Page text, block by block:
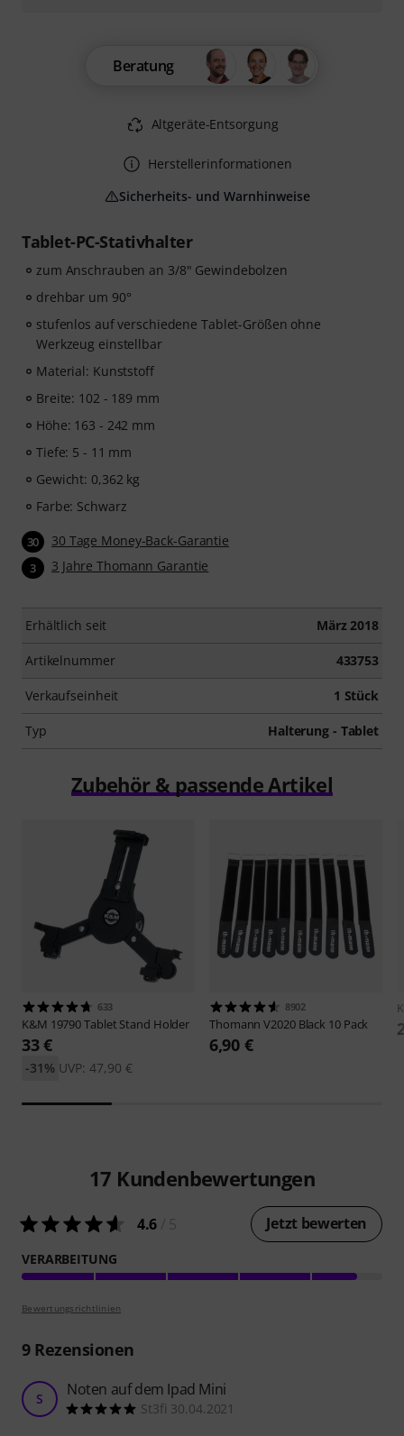
Tablet-PC-Stativhalter
zum Anschrauben an 3/8" Gewindebolzen
drehbar um 90°
stufenlos auf verschiedene Tablet-Größen ohne
Werkzeug einstellbar
Material: Kunststoff
Breite: 102 - 189 mm
Höhe: 163 - 242 mm
Tiefe: 5 - 11 mm
Gewicht: 0,362 kg
Farbe: Schwarz
30 30 Tage Money-Back-Garantie
3 3 Jahre Thomann Garantie
Erhältlich seit März 2018
Artikelnummer 433753
Verkaufseinheit 1 Stück
Typ Halterung - Tablet
Beratung
Altgeräte-Entsorgung
Herstellerinformationen
Sicherheits- und Warnhinweise
Zubehör & passende Artikel
633
K&M 19790 Tablet Stand Holder
33 €
UVP: 47,90 €
-31%
8902
ThomannV2020 Black 10 Pack
6,90 €
17 Kundenbewertungen
4.6 Jetzt bewerten
VERARBEITUNG
Bewertungsrichtlinien
9Rezensionen
S Noten auf dem Ipad Mini
St3fi 30.04.2021